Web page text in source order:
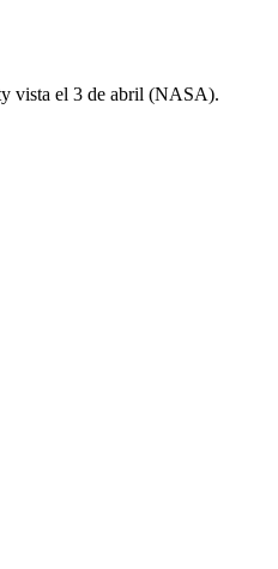
vista el 3 de abril (NASA).